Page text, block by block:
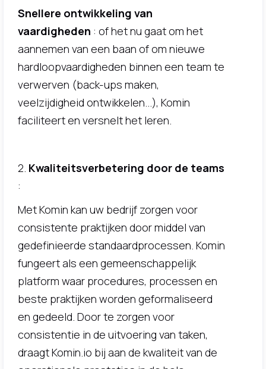
Snellere ontwikkeling van
vaardigheden : of het nu gaat om het
aannemen van een baan of om nieuwe
hardloopvaardigheden binnen een team te
verwerven (back-ups maken,
veelzijdigheid ontwikkelen...), Komin
faciliteert en versnelt het leren.
2. Kwaliteitsverbetering door de teams
:
Met Komin kan uw bedrijf zorgen voor
consistente praktijken door middel van
gedefinieerde standaardprocessen. Komin
fungeert als een gemeenschappelijk
platform waar procedures, processen en
beste praktijken worden geformaliseerd
en gedeeld. Door te zorgen voor
consistentie in de uitvoering van taken,
draagt Komin.io bij aan de kwaliteit van de